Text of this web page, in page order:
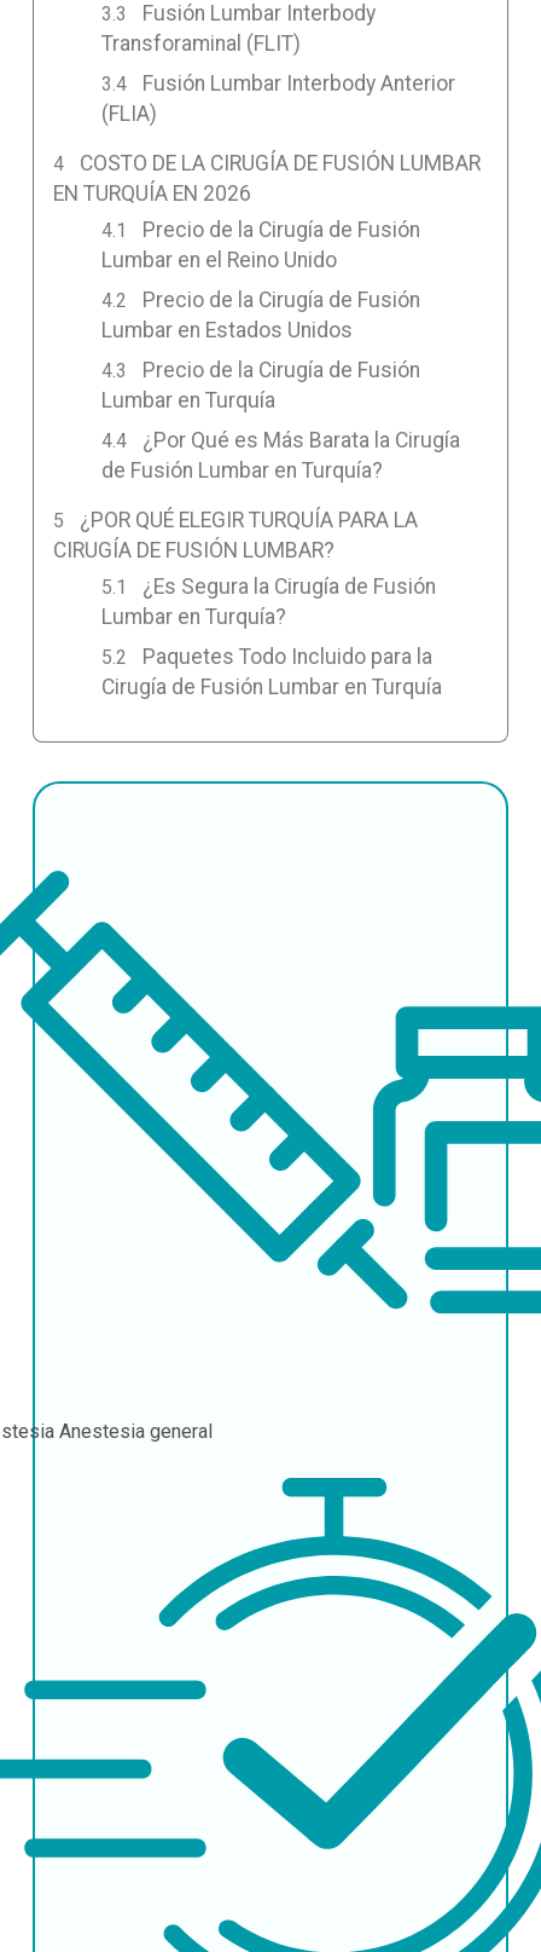
Fusión Lumbar Interbody
Transforaminal (FLIT)
Fusión Lumbar Interbody Anterior
(FLIA)
COSTO DE LA CIRUGÍA DE FUSIÓN LUMBAR
EN TURQUÍA EN 2026
Precio de la Cirugía de Fusión
Lumbar en el Reino Unido
Precio de la Cirugía de Fusión
Lumbar en Estados Unidos
Precio de la Cirugía de Fusión
Lumbar en Turquía
¿Por Qué es Más Barata la Cirugía
de Fusión Lumbar en Turquía?
¿POR QUÉ ELEGIR TURQUÍA PARA LA
CIRUGÍA DE FUSIÓN LUMBAR?
¿Es Segura la Cirugía de Fusión
Lumbar en Turquía?
Paquetes Todo Incluido para la
Cirugía de Fusión Lumbar en Turquía
Anestesia general